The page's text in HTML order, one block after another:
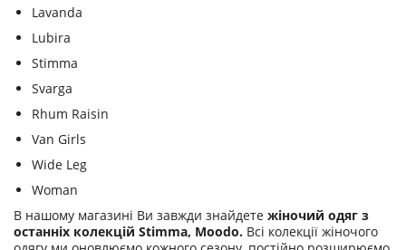
Lavanda
Lubira
Stimma
Svarga
Rhum Raisin
Van Girls
Wide Leg
Woman
В нашому магазині Ви завжди знайдете жіночий одяг з
останніх колекцій Stimma, Moodo. Всі колекції жіночого